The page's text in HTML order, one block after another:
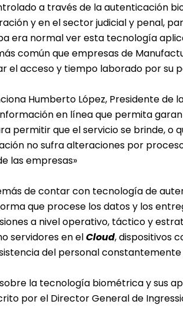
a través de la autenticación
y en el sector judicial y penal,
era normal ver esta tecnología
común que empresas de
el acceso y tiempo laborado por su
Humberto López, Presidente de
en línea que permita
permitir que el servicio se brinde, o
no sufra alteraciones por
las empresas»
de contar con tecnología de
que procese los datos y los
a nivel operativo, táctico y
servidores en elCloud, dispositivos
del personal constantemente
la tecnología biométrica y sus
por el Director General de